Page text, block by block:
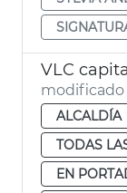
VLC
modificado
ALCALDÍA
TODAS
EN